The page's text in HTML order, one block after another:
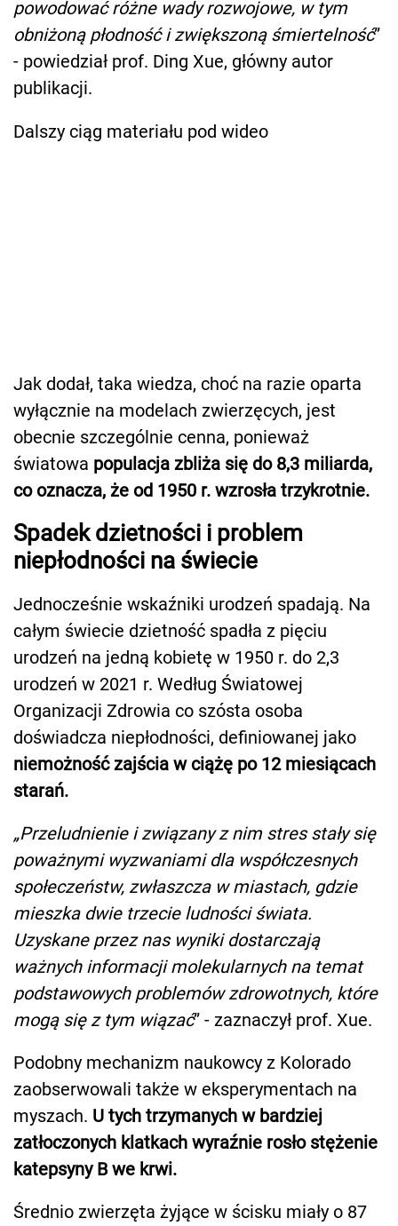
powodować różne wady rozwojowe, w tym
obniżoną płodność i zwiększoną śmiertelność”
- powiedział prof. Ding Xue, główny autor
publikacji.
Dalszy ciąg materiału pod wideo
Jak dodał, taka wiedza, choć na razie oparta
wyłącznie na modelach zwierzęcych, jest
obecnie szczególnie cenna, ponieważ
światowa populacja zbliża się do 8,3 miliarda,
co oznacza, że od 1950 r. wzrosła trzykrotnie.
Spadek dzietności i problem
niepłodności na świecie
Jednocześnie wskaźniki urodzeń spadają. Na
całym świecie dzietność spadła z pięciu
urodzeń na jedną kobietę w 1950 r. do 2,3
urodzeń w 2021 r. Według Światowej
Organizacji Zdrowia co szósta osoba
doświadcza niepłodności, definiowanej jako
niemożność zajścia w ciążę po 12 miesiącach
starań.
„Przeludnienie i związany z nim stres stały się
poważnymi wyzwaniami dla współczesnych
społeczeństw, zwłaszcza w miastach, gdzie
mieszka dwie trzecie ludności świata.
Uzyskane przez nas wyniki dostarczają
ważnych informacji molekularnych na temat
podstawowych problemów zdrowotnych, które
mogą się z tym wiązać” - zaznaczył prof. Xue.
Podobny mechanizm naukowcy z Kolorado
zaobserwowali także w eksperymentach na
myszach. U tych trzymanych w bardziej
zatłoczonych klatkach wyraźnie rosło stężenie
katepsyny B we krwi.
Średnio zwierzęta żyjące w ścisku miały o 87